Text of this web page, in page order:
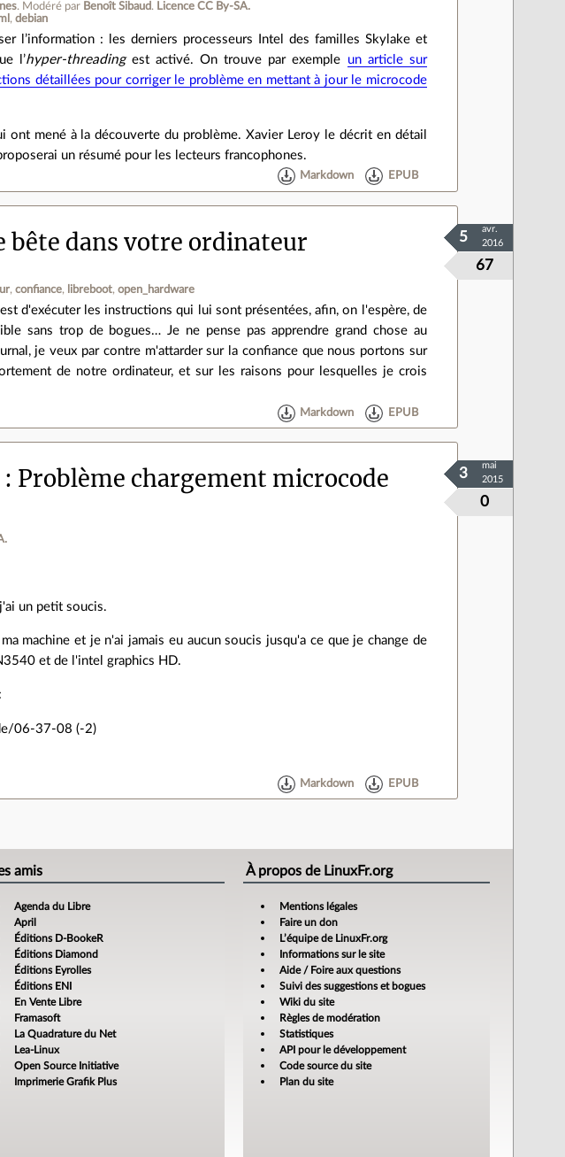
. Modéré par Benoît Sibaud. Licence CC By‑SA.
debian
l’information : les derniers processeurs Intel des familles Skylake et
l’hyper‐threadingest activé. On trouve par exemple un article sur
détaillées pour corriger le problème en mettant à jour le microcode
mené à la découverte du problème. Xavier Leroy le décrit en détail
un résumé pour les lecteurs francophones.
Markdown EPUB
bête dans votre ordinateur
confiance libreboot open_hardware
67
5
avr.
2016
d'exécuter les instructions qui lui sont présentées, afin, on l'espère, de
sans trop de bogues… Je ne pense pas apprendre grand chose au
je veux par contre m'attarder sur la confiance que nous portons sur
de notre ordinateur, et sur les raisons pour lesquelles je crois
Markdown EPUB
Problème chargement microcode
0
3
mai
2015
un petit soucis.
machine et je n'ai jamais eu aucun soucis jusqu'a ce que je change de
et de l'intel graphics HD.
06-37-08 (-2)
Markdown EPUB
amis
Agenda du Libre
April
Éditions D-BookeR
Éditions Diamond
Éditions Eyrolles
Éditions ENI
En Vente Libre
Framasoft
La Quadrature du Net
Lea-Linux
Open Source Initiative
Imprimerie Grafik Plus
À propos de LinuxFr.org
Mentions légales
Faire un don
L’équipe de LinuxFr.org
Informations sur le site
Aide / Foire aux questions
Suivi des suggestions et bogues
Wiki du site
Règles de modération
Statistiques
API pour le développement
Code source du site
Plan du site